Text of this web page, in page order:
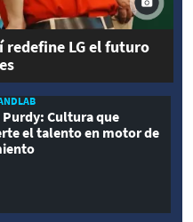
redefine LG el futuro
Purdy: Cultura que
el talento en motor de